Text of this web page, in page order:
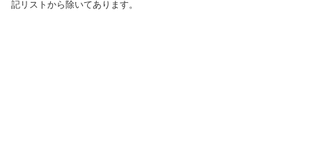
記リストから除いてあります。